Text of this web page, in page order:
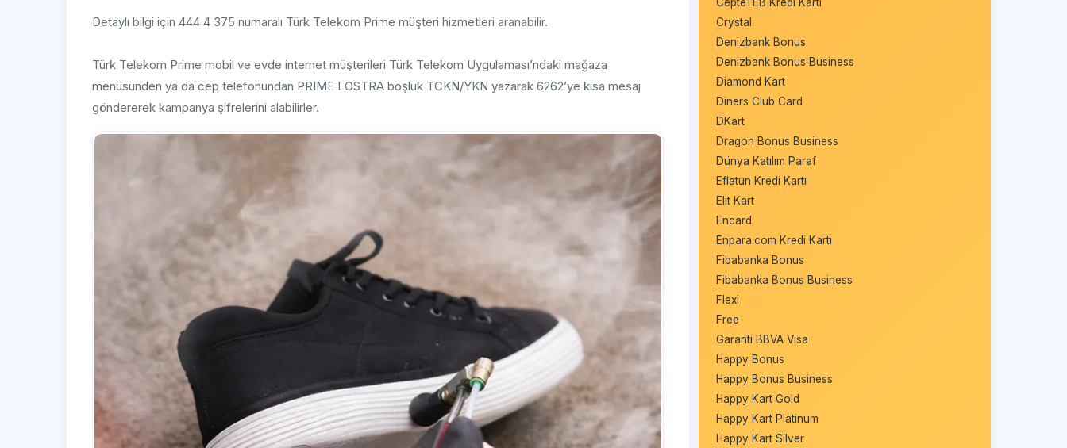
Detaylı bilgi için 444 4 375 numaralı Türk Telekom Prime müşteri hizmetleri aranabilir.
Türk Telekom Prime mobil ve evde internet müşterileri Türk Telekom Uygulaması’ndaki mağaza
menüsünden ya da cep telefonundan PRIME LOSTRA boşluk TCKN/YKN yazarak 6262’ye kısa mesaj
göndererek kampanya şifrelerini alabilirler.
Crystal
Denizbank Bonus
Denizbank Bonus Business
Diamond Kart
Diners Club Card
DKart
Dragon Bonus Business
Dünya Katılım Paraf
Eflatun Kredi Kartı
Elit Kart
Encard
Enpara.com Kredi Kartı
Fibabanka Bonus
Fibabanka Bonus Business
Flexi
Free
Garanti BBVA Visa
Happy Bonus
Happy Bonus Business
Happy Kart Gold
Happy Kart Platinum
Happy Kart Silver